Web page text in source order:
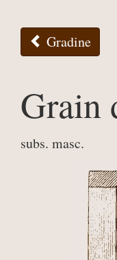
Gradine
Grain
subs. masc.